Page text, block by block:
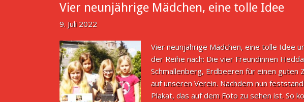
Vier neunjährige Mädchen, eine tolle Idee
9. Juli 2022
Vier neunjährige Mädchen, eine tolle Idee
der Reihe nach: Die vier Freundinnen
Schmallenberg, Erdbeeren für einen guten
auf unseren Verein. Nachdem nun
Plakat, das auf dem Foto zu sehen ist. So